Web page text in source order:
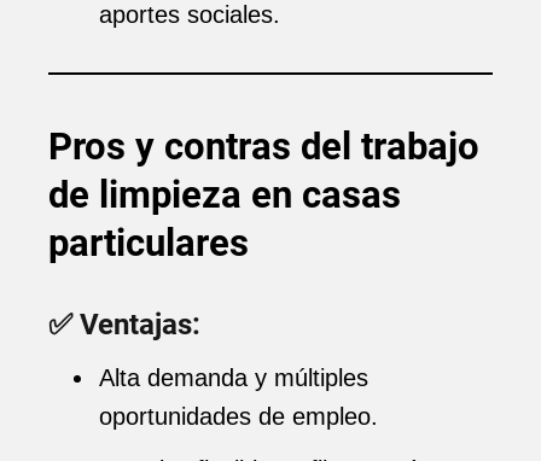
aportes sociales.
Pros y contras del trabajo
de limpieza en casas
particulares
✅ Ventajas:
Alta demanda y múltiples
oportunidades de empleo.